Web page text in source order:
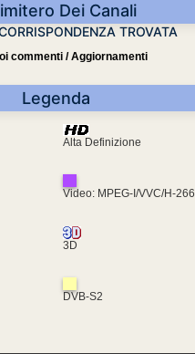
Dei Canali
TROVATA
commenti / Aggiornamenti
Legenda
Alta Definizione
Video: MPEG-I/VVC/H-266
3D
DVB-S2